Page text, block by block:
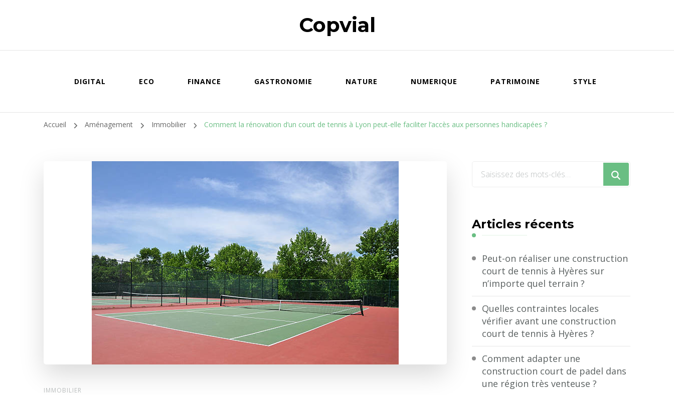
Copvial
DIGITAL ECO FINANCE GASTRONOMIE NATURE NUMERIQUE PATRIMOINE STYLE
Accueil Aménagement Immobilier Comment la rénovation d’un court de tennis à Lyon peut-elle faciliter l’accès aux personnes handicapées ?
IMMOBILIER
Vous
?
Articles récents
Peut-on réaliser une construction
court de tennis à Hyères sur
n’importe quel terrain ?
Quelles contraintes locales
vérifier avant une construction
court de tennis à Hyères ?
Comment adapter une
construction court de padel dans
une région très venteuse ?